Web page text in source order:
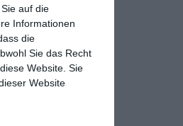
auf die
Informationen
die
Sie das Recht
Website. Sie
Website